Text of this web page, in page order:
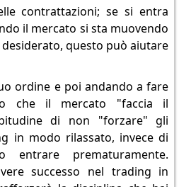
contrattazioni; se si entra
il mercato si sta muovendo
questo può aiutare
ordine e poi andando a fare
che il mercato "faccia il
di non "forzare" gli
in modo rilassato, invece di
entrare prematuramente.
successo nel trading in